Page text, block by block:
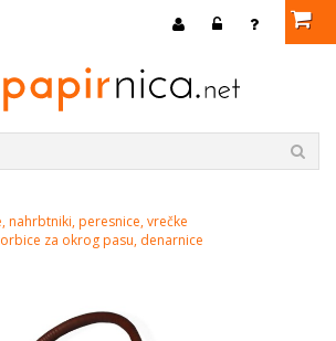
nahrbtniki, peresnice, vrečke
za okrog pasu, denarnice